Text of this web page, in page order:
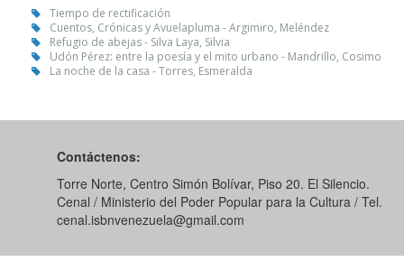
Tiempo de rectificación
Cuentos, Crónicas y Avuelapluma - Argimiro, Meléndez
Refugio de abejas - Silva Laya, Silvia
Udón Pérez: entre la poesía y el mito urbano - Mandrillo, Cosimo
La noche de la casa - Torres, Esmeralda
Contáctenos:
Torre Norte, Centro Simón Bolívar, Piso 20. El Silencio.
Cenal / Ministerio del Poder Popular para la Cultura / Tel.
cenal.isbnvenezuela@gmail.com